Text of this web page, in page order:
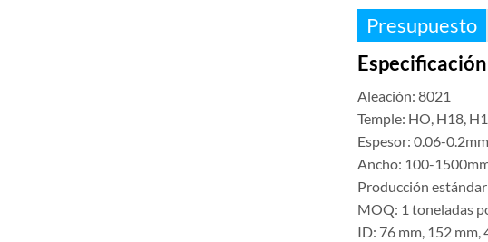
Presupuesto
Aleación: 8021
Temple: HO, H18,
Espesor: 0.06-0.2mm
Ancho: 100-
Producción
MOQ: 1 toneladas
ID: 76 mm, 152 mm,